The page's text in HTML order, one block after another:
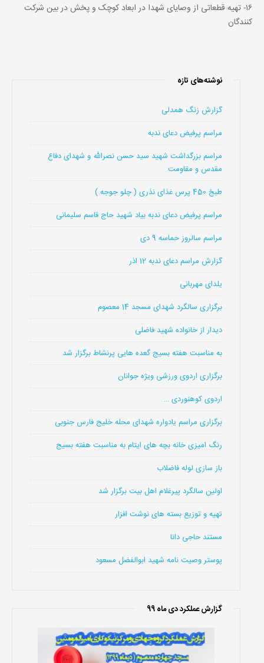
۱۶- تهیه قطعاتی از وصایای شهدا در ابعاد کوچک و پخش در بین شرکت
کنندگان
نوشته‌های تازه
گزارش زنگ همدلی
مراسم پرفیض دعای ندبه
مراسم بزرگداشت شهید سید حسن نصرالله و شهدای دفاع
مقدس و مقاومت
طبخ 450 پرس غذای نذری ( چلو جوجه )
مراسم پرفیض دعای ندبه بیاد شهید حاج قاسم سلیمانی
مراسم سالروز حماسه 9 دی
گزارش مراسم دعای ندبه 12 اذر
یلدای مهربانی
برگزاری سالگرد شهدای مسجد 14 معصوم
دیدار از خانواده شهید فاضلی
به مناسبت هفته بسیج گعده هایی پرنشاط برگزار شد
برگزاری اردوی ورزشی ویژه جوانان
اردوی کوهنوردی …
برگزاری مراسم یادواره شهدای محله خلیج فارس جنوبی
رنگ امیزی خانه بچه های ایتام به مناسبت هفته بسیج
باز سازی لوله فاضلاب
اولین سالگرد پیرغلام اهل بیت برگزار شد
تهیه و توزیع بسته های نوشت افزار
مستند حاجی دانا
پوستر وصیت نامه شهید ابوالفضل مسعود
گزارش عملکرد دی ماه 99